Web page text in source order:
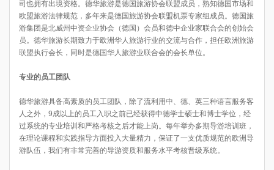
司也拥有出境资格。德华旅游是德国旅游协会联盟成员，熟知德国市场和
欧盟旅游法律规范，多年来是德国旅游协会联盟机票专家组成员。德国旅
游集团是北威州中资企业协会（德国）会员和德中企业家联合会的创始会
员。德华旅游长期致力于欧洲华人旅游行业的交流与合作，担任欧洲旅游
联盟执行会长，同时是德国华人旅游业联合会的会长单位。
专业的员工团队
德华旅游具备高素质的员工团队，除了流利用中、德、英三种语言服务客
人之外，9成以上的员工入职之前已经获得中德学士硕士和博士学位，经
过系统的专业培训和严格考核之后才能上岗。每年举办多期导游培训班，
在理论课程和实践指导方面投入大量精力，保证了一支优质规范的欧洲导
游队伍，我们有非常完善的导游资质和服务水平考核晋级系统。